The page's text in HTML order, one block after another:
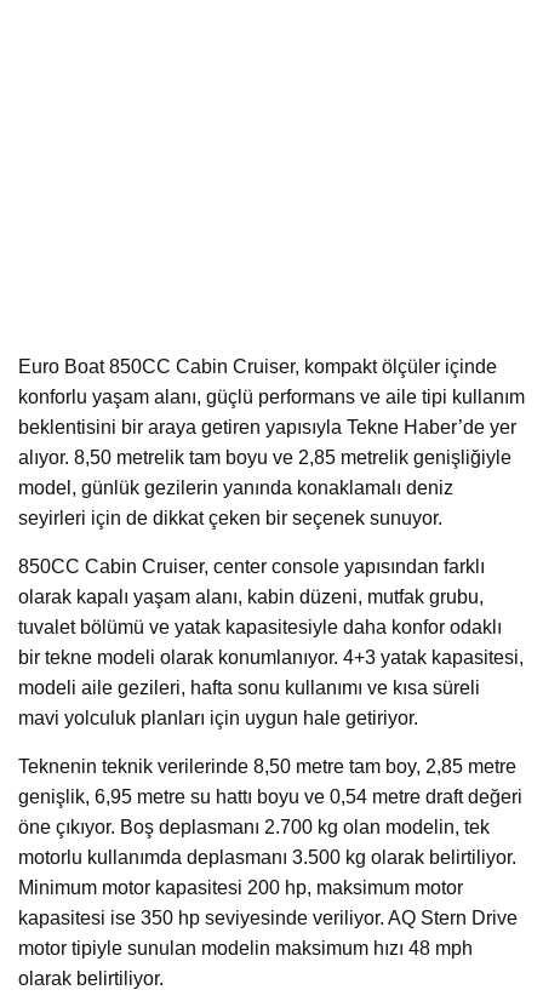
Euro Boat 850CC Cabin Cruiser, kompakt ölçüler içinde
konforlu yaşam alanı, güçlü performans ve aile tipi kullanım
beklentisini bir araya getiren yapısıyla Tekne Haber’de yer
alıyor. 8,50 metrelik tam boyu ve 2,85 metrelik genişliğiyle
model, günlük gezilerin yanında konaklamalı deniz
seyirleri için de dikkat çeken bir seçenek sunuyor.
850CC Cabin Cruiser, center console yapısından farklı
olarak kapalı yaşam alanı, kabin düzeni, mutfak grubu,
tuvalet bölümü ve yatak kapasitesiyle daha konfor odaklı
bir tekne modeli olarak konumlanıyor. 4+3 yatak kapasitesi,
modeli aile gezileri, hafta sonu kullanımı ve kısa süreli
mavi yolculuk planları için uygun hale getiriyor.
Teknenin teknik verilerinde 8,50 metre tam boy, 2,85 metre
genişlik, 6,95 metre su hattı boyu ve 0,54 metre draft değeri
öne çıkıyor. Boş deplasmanı 2.700 kg olan modelin, tek
motorlu kullanımda deplasmanı 3.500 kg olarak belirtiliyor.
Minimum motor kapasitesi 200 hp, maksimum motor
kapasitesi ise 350 hp seviyesinde veriliyor. AQ Stern Drive
motor tipiyle sunulan modelin maksimum hızı 48 mph
olarak belirtiliyor.